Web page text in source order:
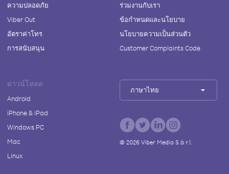
ความปลอดภัย
Viber Out
อัตราค่าโทร
การสนับสนุน
ร่วมงานกับเรา
ข้อกำหนดและนโยบาย
นโยบายความเป็นส่วนตัว
Customer Complaints Code
ดาวน์โหลด
Android
iPhone & iPad
Windows PC
Mac
Linux
ภาษาไทย
© 2026Viber Media S.à r.l.